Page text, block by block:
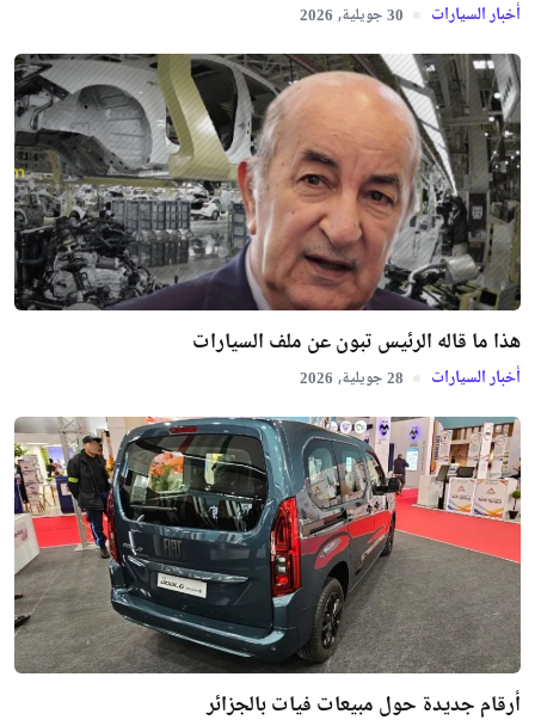
أخبار السيارات 30 جويلية, 2026
هذا ما قاله الرئيس تبون عن ملف السيارات
أخبار السيارات 28 جويلية, 2026
أرقام جديدة حول مبيعات فيات بالجزائر